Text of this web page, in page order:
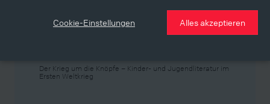
Der Krieg um die Knöpfe – Kinder- und Jugendliteratur im
Ersten Weltkrieg
Cookie-Einstellungen Alles akzeptieren